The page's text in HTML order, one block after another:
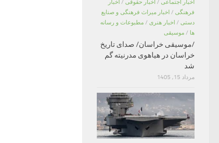
اخبار اجتماعی / اخبار حقوقی / اخبار
فرهنگی / اخبار میراث فرهنگی و صنایع
دستی / اخبار هنری / مطبوعات و رسانه
ها / موسیقی
/موسیقی خراسان/ صدای تاریخ
خراسان در هیاهوی مدرنیته گم
شد
مرداد 15, 1405